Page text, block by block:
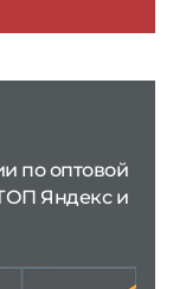
по оптовой
Яндекс и